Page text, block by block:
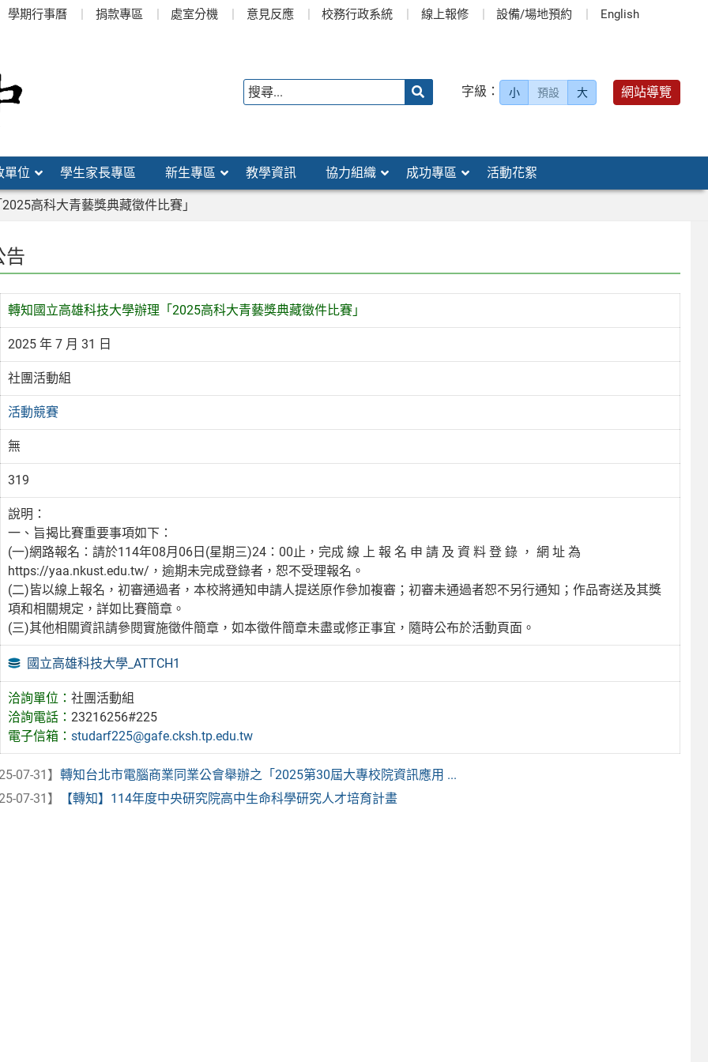
學期行事曆 捐款專區 處室分機 意見反應 校務行政系統 線上報修 設備/場地預約 English
字級： 小 預設 大 網站導覽
單位 學生家長專區 新生專區 教學資訊 協力組織 成功專區 活動花絮
高科大青藝獎典藏徵件比賽」
告
轉知國立高雄科技大學辦理「2025高科大青藝獎典藏徵件比賽」
2025 年 7 月 31 日
社團活動組
活動競賽
無
319
說明：
一、旨揭比賽重要事項如下：
(一)網路報名：請於114年08月06日(星期三)24：00止，完成 線 上 報 名 申 請 及 資 料 登 錄 ， 網 址 為
https://yaa.nkust.edu.tw/，逾期未完成登錄者，恕不受理報名。
(二)皆以線上報名，初審通過者，本校將通知申請人提送原作參加複審；初審未通過者恕不另行通知；作品寄送及其獎
項和相關規定，詳如比賽簡章。
(三)其他相關資訊請參閱實施徵件簡章，如本徵件簡章未盡或修正事宜，隨時公布於活動頁面。
國立高雄科技大學_ATTCH1
洽詢單位：社團活動組
洽詢電話：23216256#225
電子信箱：studarf225@gafe.cksh.tp.edu.tw
07-31】 轉知台北市電腦商業同業公會舉辦之「2025第30屆大專校院資訊應用 ...
07-31】
【轉知】114年度中央研究院高中生命科學研究人才培育計畫